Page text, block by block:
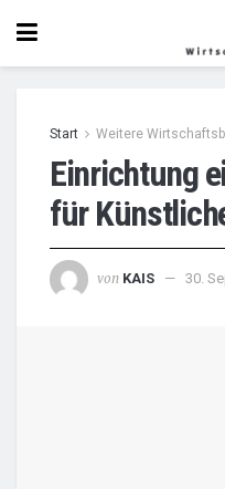
Start Weitere
Einrichtung
für
von KAIS 30.